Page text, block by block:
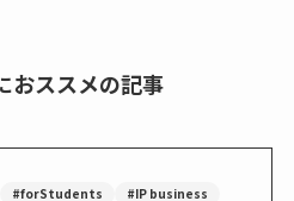
おススメの記事
#forStudents #IP business